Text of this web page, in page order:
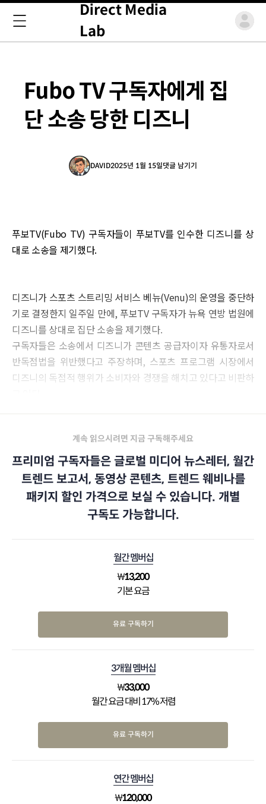
Direct Media
Lab
Fubo TV 구독자에게 집
단 소송 당한 디즈니
DAVID2025년 1월 15일댓글 남기기
푸보TV(Fubo TV) 구독자들이 푸보TV를 인수한 디즈니를 상
대로 소송을 제기했다.
디즈니가 스포츠 스트리밍 서비스 베뉴(Venu)의 운영을 중단하
기로 결정한지 일주일 만에, 푸보TV 구독자가 뉴욕 연방 법원에
디즈니를 상대로 집단 소송을 제기했다.
구독자들은 소송에서 디즈니가 콘텐츠 공급자이자 유통자로서
반독점법을 위반했다고 주장하며, 스포츠 프로그램 시장에서
디즈니의 독점적 행위가 소비자와 경쟁을 해치고 있다고 비판하
계속 읽으시려면 지금 구독해주세요
프리미엄 구독자들은 글로벌 미디어 뉴스레터, 월간
트렌드 보고서, 동영상 콘텐츠, 트렌드 웨비나를
패키지 할인 가격으로 보실 수 있습니다. 개별
구독도 가능합니다.
월간 멤버십
₩13,200
기본 요금
유료 구독하기
3개월 멤버십
₩33,000
월간 요금 대비 17% 저렴
유료 구독하기
연간 멤버십
₩120,000